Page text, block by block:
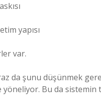
yapısı
var.
da şunu düşünmek
Bu da sistemin